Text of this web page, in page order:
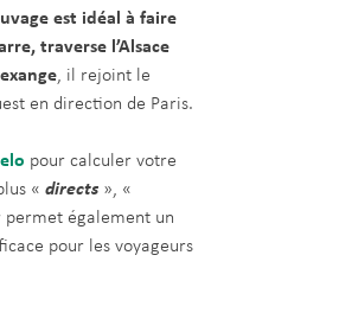
est idéal à faire
traverse l’Alsace
, il rejoint le
en direction de Paris.
pour calculer votre
« directs », «
permet également un
pour les voyageurs